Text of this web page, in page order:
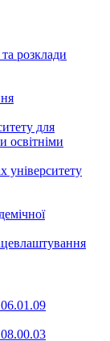
розклади
для
освітніми
університету